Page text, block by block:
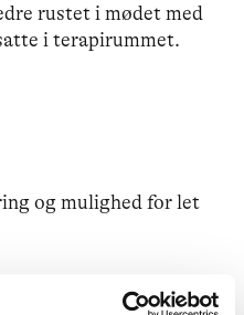
rustet i mødet med
i terapirummet.
og mulighed for let